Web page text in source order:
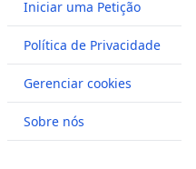
Iniciar uma Petição
Política de Privacidade
Gerenciar cookies
Sobre nós